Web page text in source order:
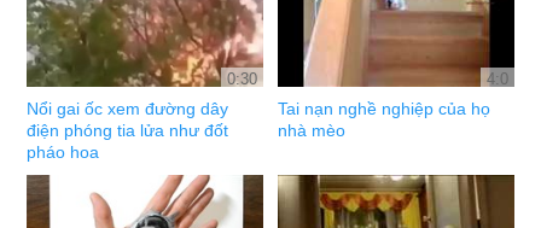
0:30
Nổi gai ốc xem đường dây
điện phóng tia lửa như đốt
pháo hoa
4:0
Tai nạn nghề nghiệp của họ
nhà mèo